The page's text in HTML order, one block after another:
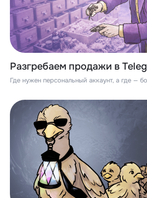
Разгребаем продажи в
Где нужен персональный аккаунт, а где —